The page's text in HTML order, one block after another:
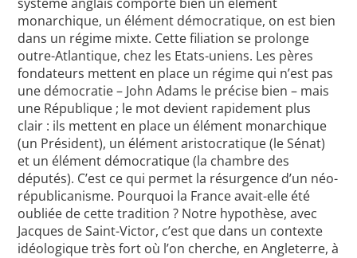
monarchique, un élément démocratique, on est bien
dans un régime mixte. Cette filiation se prolonge
outre-Atlantique, chez les Etats-uniens. Les pères
fondateurs mettent en place un régime qui n’est pas
une démocratie – John Adams le précise bien – mais
une République ; le mot devient rapidement plus
clair : ils mettent en place un élément monarchique
(un Président), un élément aristocratique (le Sénat)
et un élément démocratique (la chambre des
députés). C’est ce qui permet la résurgence d’un néo-
républicanisme. Pourquoi la France avait-elle été
oubliée de cette tradition ? Notre hypothèse, avec
Jacques de Saint-Victor, c’est que dans un contexte
idéologique très fort où l’on cherche, en Angleterre, à